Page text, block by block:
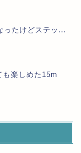
ったけどステッ...
楽しめた15m